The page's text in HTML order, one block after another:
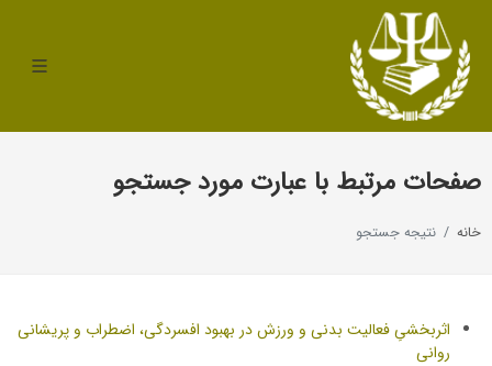
صفحات مرتبط با عبارت مورد جستجو
خانه نتیجه جستجو
اثربخشیِ فعالیت بدنی و ورزش در بهبود افسردگی، اضطراب و پریشانی
روانی